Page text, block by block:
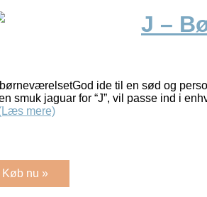
J –
ide til en sød og
smuk jaguar for “J”, vil passe ind i
mere)
Køb nu »